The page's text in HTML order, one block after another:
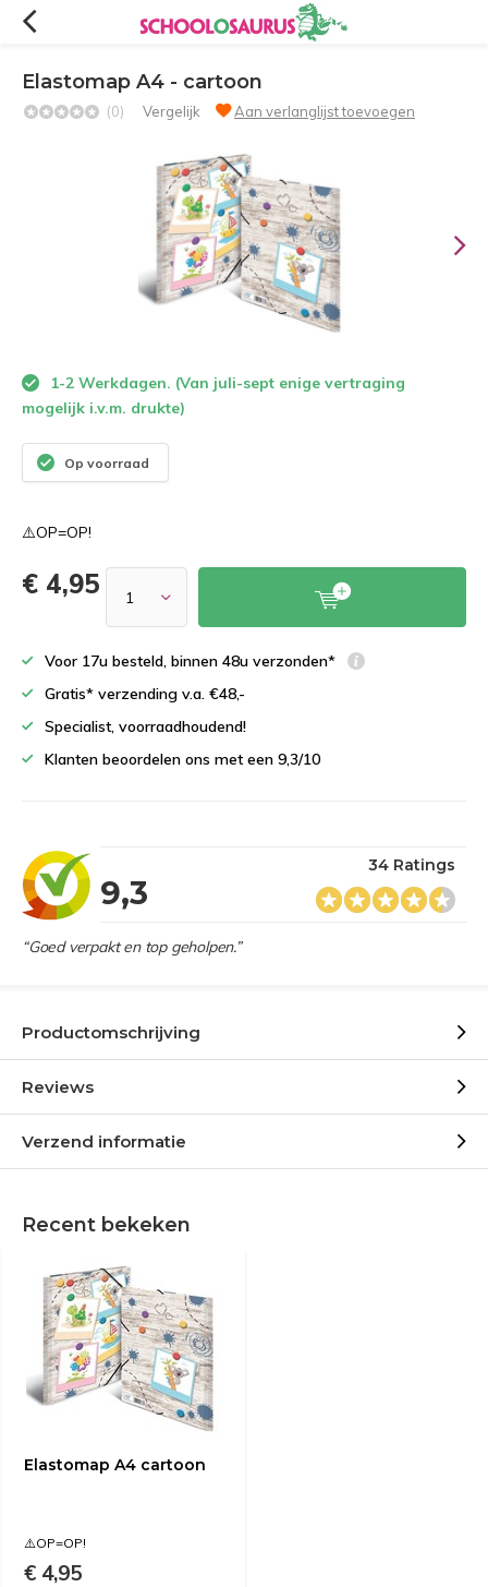
Elastomap A4 - cartoon
(0) Vergelijk Aan verlanglijst toevoegen
1-2 Werkdagen. (Van juli-sept enige vertraging
mogelijk i.v.m. drukte)
Op voorraad
⚠️OP=OP!
€ 4,95
Voor 17u besteld, binnen 48u verzonden*
Gratis* verzending v.a. €48,-
Specialist, voorraadhoudend!
Klanten beoordelen ons met een 9,3/10
9,3
34 Ratings
“Goed verpakt en top geholpen.”
Productomschrijving
Reviews
Verzend informatie
Recent bekeken
Elastomap A4 cartoon
⚠️OP=OP!
€ 4,95